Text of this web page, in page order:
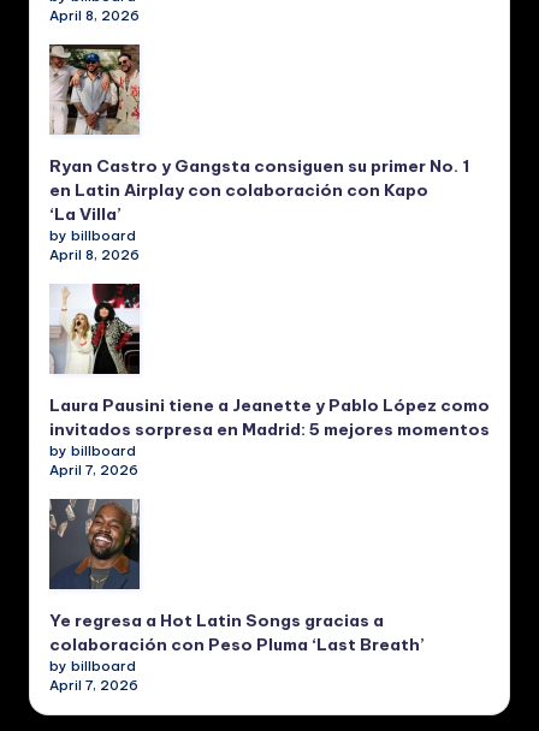
April 8, 2026
Ryan Castro y Gangsta consiguen su primer No. 1
en Latin Airplay con colaboración con Kapo
‘La Villa’
by billboard
April 8, 2026
Laura Pausini tiene a Jeanette y Pablo López como
invitados sorpresa en Madrid: 5 mejores momentos
by billboard
April 7, 2026
Ye regresa a Hot Latin Songs gracias a
colaboración con Peso Pluma ‘Last Breath’
by billboard
April 7, 2026